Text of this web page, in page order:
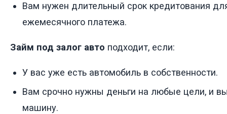
Вам нужен длительный срок кредитования
ежемесячного платежа.
Займ под залог авто подходит, если:
У вас уже есть автомобиль в собственности.
Вам срочно нужны деньги на любые цели, и
машину.